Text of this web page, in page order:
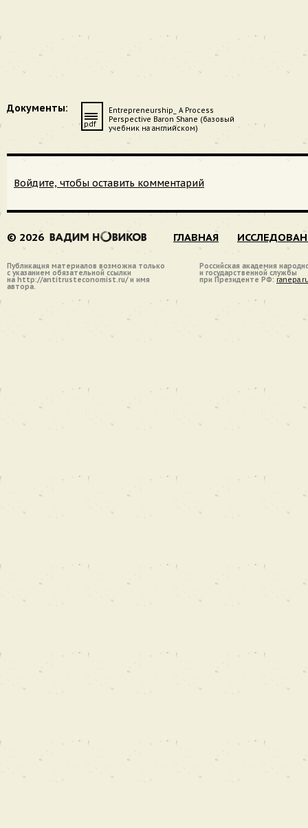
Документы:
pdf
Entrepreneurship_ A Process
Perspective Baron Shane (базовый
учебник на английском)
Войдите, чтобы оставить комментарий
© 2026 ГЛАВНАЯ
Публикация материалов возможна только
с указанием обязательной ссылки
на http://antitrusteconomist.ru/ и имя
автора.
Российская академия
и государственной службы
при Президенте РФ: